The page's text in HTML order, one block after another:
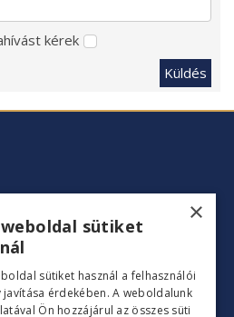
kérek
Küldés
×
weboldal sütiket
sütiket használ a felhasználói
javítása érdekében. A weboldalunk
Ön hozzájárul az összes süti